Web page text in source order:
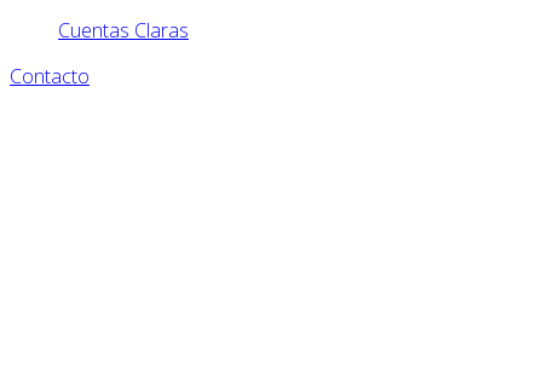
Cuentas Claras
Contacto